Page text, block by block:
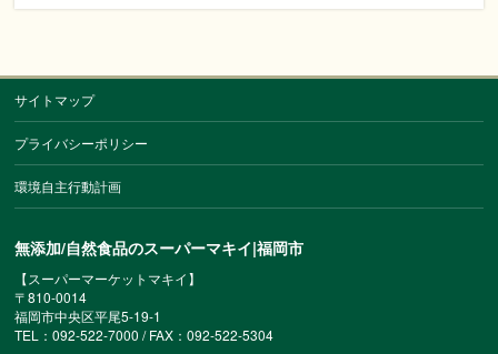
サイトマップ
プライバシーポリシー
環境自主行動計画
無添加/自然食品のスーパーマキイ|福岡市
【スーパーマーケットマキイ】
〒810-0014
福岡市中央区平尾5-19-1
TEL：092-522-7000 / FAX：092-522-5304